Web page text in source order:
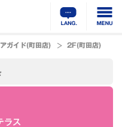
ガイド(町田店) 2F(町田店)
ラス